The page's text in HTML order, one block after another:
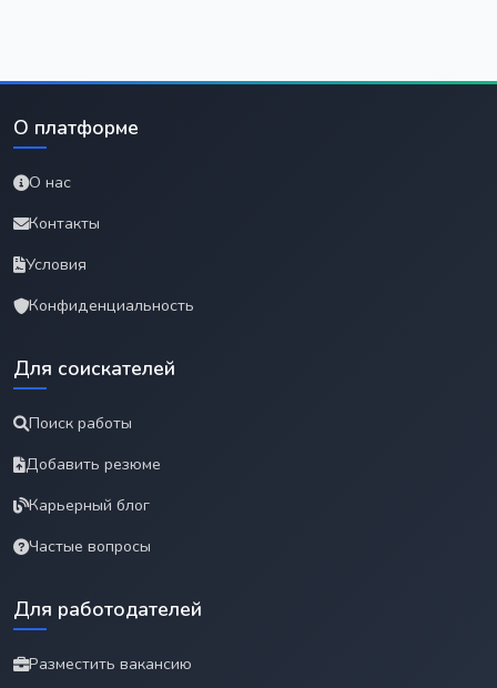
О платформе
О нас
Контакты
Условия
Конфиденциальность
Для соискателей
Поиск работы
Добавить резюме
Карьерный блог
Частые вопросы
Для работодателей
Разместить вакансию